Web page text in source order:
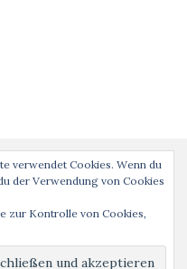
Powered byWordPress
verwendet Cookies. Wenn du
der Verwendung von Cookies
zur Kontrolle von Cookies,